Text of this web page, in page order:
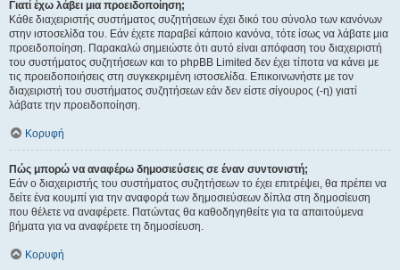
Γιατί έχω λάβει μια προειδοποίηση;
Κάθε διαχειριστής συστήματος συζητήσεων έχει δικό του σύνολο των κανόνων
στην ιστοσελίδα του. Εάν έχετε παραβεί κάποιο κανόνα, τότε ίσως να λάβατε μια
προειδοποίηση. Παρακαλώ σημειώστε ότι αυτό είναι απόφαση του διαχειριστή
του συστήματος συζητήσεων και το phpBB Limited δεν έχει τίποτα να κάνει με
τις προειδοποιήσεις στη συγκεκριμένη ιστοσελίδα. Επικοινωνήστε με τον
διαχειριστή του συστήματος συζητήσεων εάν δεν είστε σίγουρος (-η) γιατί
λάβατε την προειδοποίηση.
Κορυφή
Πώς μπορώ να αναφέρω δημοσιεύσεις σε έναν συντονιστή;
Εάν ο διαχειριστής του συστήματος συζητήσεων το έχει επιτρέψει, θα πρέπει να
δείτε ένα κουμπί για την αναφορά των δημοσιεύσεων δίπλα στη δημοσίευση
που θέλετε να αναφέρετε. Πατώντας θα καθοδηγηθείτε για τα απαιτούμενα
βήματα για να αναφέρετε τη δημοσίευση.
Κορυφή